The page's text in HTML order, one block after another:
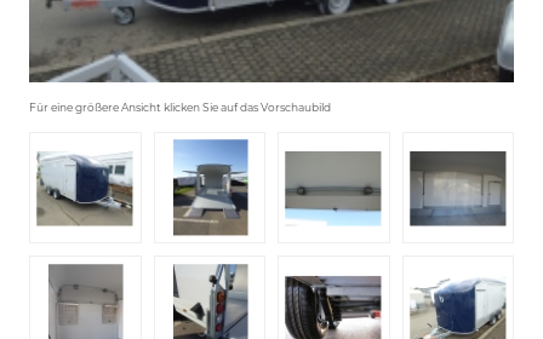
Für eine größere Ansicht klicken Sie auf das Vorschaubild